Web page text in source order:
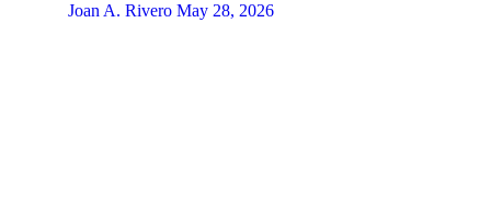
Joan A. Rivero May 28, 2026